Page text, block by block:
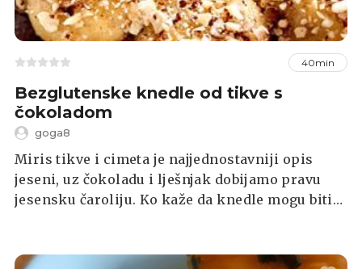
40min
Bezglutenske knedle od tikve s
čokoladom
goga8
Miris tikve i cimeta je najjednostavniji opis
jeseni, uz čokoladu i lješnjak dobijamo pravu
jesensku čaroliju. Ko kaže da knedle mogu biti
okruglice... Mmmm spremite se za uzivanje.